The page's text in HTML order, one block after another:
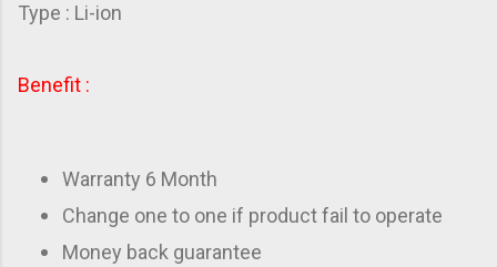
Type : Li-ion
Benefit :
Warranty 6 Month
Change one to one if product fail to operate
Money back guarantee